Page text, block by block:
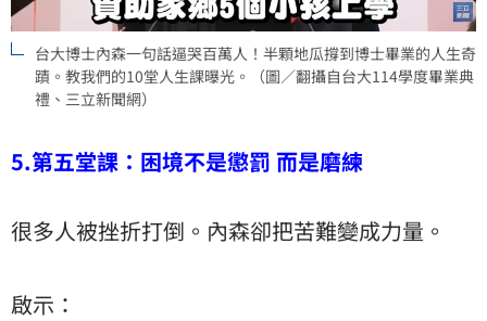
台大博士內森一句話逼哭百萬人！半顆地瓜撐到博士畢業的人生奇
蹟。教我們的10堂人生課曝光。（圖／翻攝自台大114學度畢業典
禮、三立新聞網）
5.第五堂課：困境不是懲罰 而是磨練
很多人被挫折打倒。內森卻把苦難變成力量。
啟示：